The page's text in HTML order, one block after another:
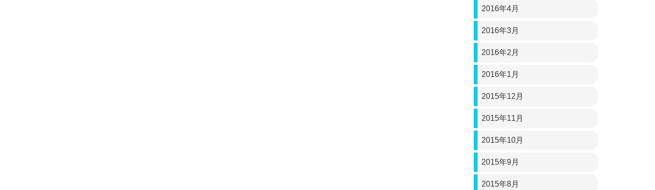
2016年4月
2016年3月
2016年2月
2016年1月
2015年12月
2015年11月
2015年10月
2015年9月
2015年8月